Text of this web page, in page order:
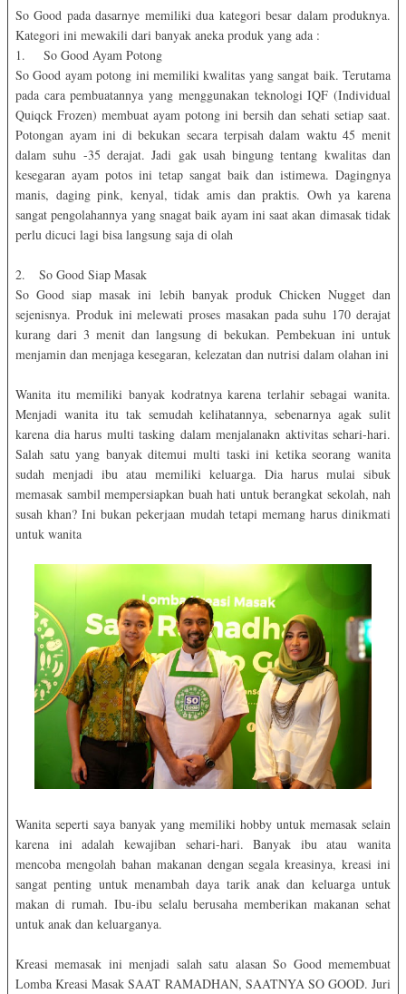
So Good pada dasarnye memiliki dua kategori besar dalam produknya.
Kategori ini mewakili dari banyak aneka produk yang ada :
1. So Good Ayam Potong
So Good ayam potong ini memiliki kwalitas yang sangat baik. Terutama
pada cara pembuatannya yang menggunakan teknologi IQF (Individual
Quiqck Frozen) membuat ayam potong ini bersih dan sehati setiap saat.
Potongan ayam ini di bekukan secara terpisah dalam waktu 45 menit
dalam suhu -35 derajat. Jadi gak usah bingung tentang kwalitas dan
kesegaran ayam potos ini tetap sangat baik dan istimewa. Dagingnya
manis, daging pink, kenyal, tidak amis dan praktis. Owh ya karena
sangat pengolahannya yang snagat baik ayam ini saat akan dimasak tidak
perlu dicuci lagi bisa langsung saja di olah
2. So Good Siap Masak
So Good siap masak ini lebih banyak produk Chicken Nugget dan
sejenisnya. Produk ini melewati proses masakan pada suhu 170 derajat
kurang dari 3 menit dan langsung di bekukan. Pembekuan ini untuk
menjamin dan menjaga kesegaran, kelezatan dan nutrisi dalam olahan ini
Wanita itu memiliki banyak kodratnya karena terlahir sebagai wanita.
Menjadi wanita itu tak semudah kelihatannya, sebenarnya agak sulit
karena dia harus multi tasking dalam menjalanakn aktivitas sehari-hari.
Salah satu yang banyak ditemui multi taski ini ketika seorang wanita
sudah menjadi ibu atau memiliki keluarga. Dia harus mulai sibuk
memasak sambil mempersiapkan buah hati untuk berangkat sekolah, nah
susah khan? Ini bukan pekerjaan mudah tetapi memang harus dinikmati
untuk wanita
Wanita seperti saya banyak yang memiliki hobby untuk memasak selain
karena ini adalah kewajiban sehari-hari. Banyak ibu atau wanita
mencoba mengolah bahan makanan dengan segala kreasinya, kreasi ini
sangat penting untuk menambah daya tarik anak dan keluarga untuk
makan di rumah. Ibu-ibu selalu berusaha memberikan makanan sehat
untuk anak dan keluarganya.
Kreasi memasak ini menjadi salah satu alasan So Good memembuat
Lomba Kreasi Masak SAAT RAMADHAN, SAATNYA SO GOOD. Juri